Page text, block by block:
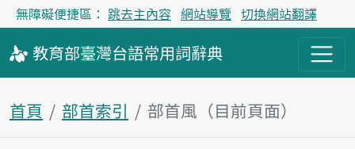
無障礙便捷區： 跳去主內容 網站導覽 切換網站翻譯
教育部臺灣台語常用詞辭典
首頁 部首索引 部首風（目前頁面）